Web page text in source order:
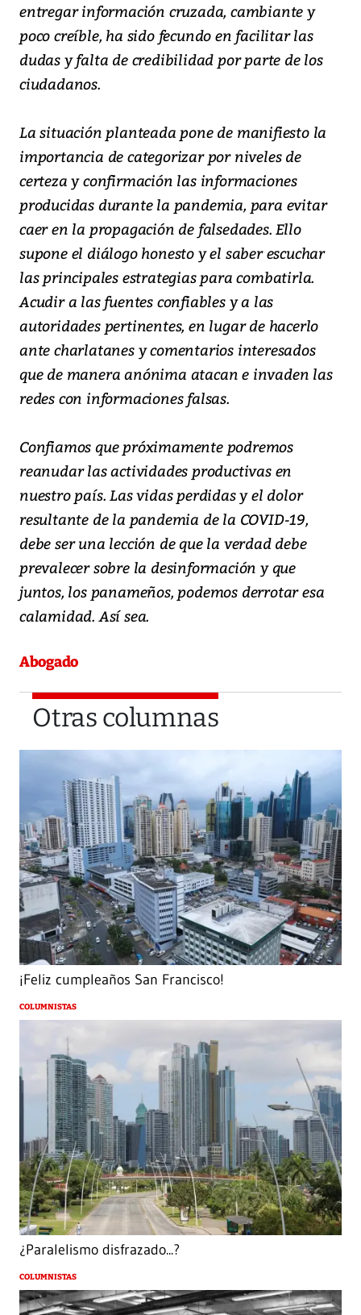
entregar información cruzada, cambiante y
poco creíble, ha sido fecundo en facilitar las
dudas y falta de credibilidad por parte de los
ciudadanos.
La situación planteada pone de manifiesto la
importancia de categorizar por niveles de
certeza y confirmación las informaciones
producidas durante la pandemia, para evitar
caer en la propagación de falsedades. Ello
supone el diálogo honesto y el saber escuchar
las principales estrategias para combatirla.
Acudir a las fuentes confiables y a las
autoridades pertinentes, en lugar de hacerlo
ante charlatanes y comentarios interesados
que de manera anónima atacan e invaden las
redes con informaciones falsas.
Confiamos que próximamente podremos
reanudar las actividades productivas en
nuestro país. Las vidas perdidas y el dolor
resultante de la pandemia de la COVID-19,
debe ser una lección de que la verdad debe
prevalecer sobre la desinformación y que
juntos, los panameños, podemos derrotar esa
calamidad. Así sea.
Abogado
Otras columnas
¡Feliz cumpleaños San Francisco!
COLUMNISTAS
¿Paralelismo disfrazado...?
COLUMNISTAS